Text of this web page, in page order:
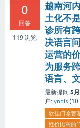
0
回答
119 浏览
越南河
土化不
诊所有
决语言
运营的
为服务
语言、
最新提问 5
户: ynhis (
软佳门诊管
性价比高的